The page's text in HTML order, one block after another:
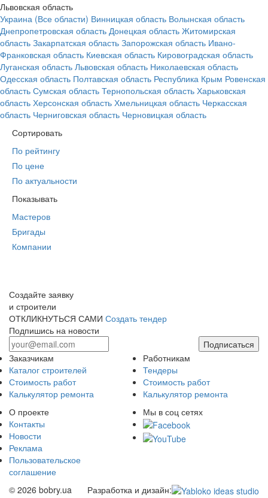
Львовская область
Украина (Все области) Винницкая область Волынская область
Днепропетровская область Донецкая область Житомирская
область Закарпатская область Запорожская область Ивано-
Франковская область Киевская область Кировоградская область
Луганская область Львовская область Николаевская область
Одесская область Полтавская область Республика Крым Ровенская
область Сумская область Тернопольская область Харьковская
область Херсонская область Хмельницкая область Черкасская
область Черниговская область Черновицкая область
Сортировать
По рейтингу
По цене
По актуальности
Показывать
Мастеров
Бригады
Компании
Создайте заявку
и строители
ОТКЛИКНУТЬСЯ САМИ Создать тендер
Подпишись на новости
Подписаться
Заказчикам
Каталог строителей
Стоимость работ
Калькулятор ремонта
Работникам
Тендеры
Стоимость работ
Калькулятор ремонта
О проекте
Контакты
Новости
Реклама
Пользовательское
соглашение
Мы в соц сетях
© 2026 bobry.ua Разработка и дизайн: